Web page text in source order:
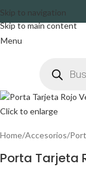
Skip to navigation
Skip to main content
Menu
Click to enlarge
Home Accesorios
Porta Tarjeta